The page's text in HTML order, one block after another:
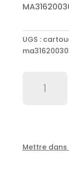
UGS :
bouchon
Mettre